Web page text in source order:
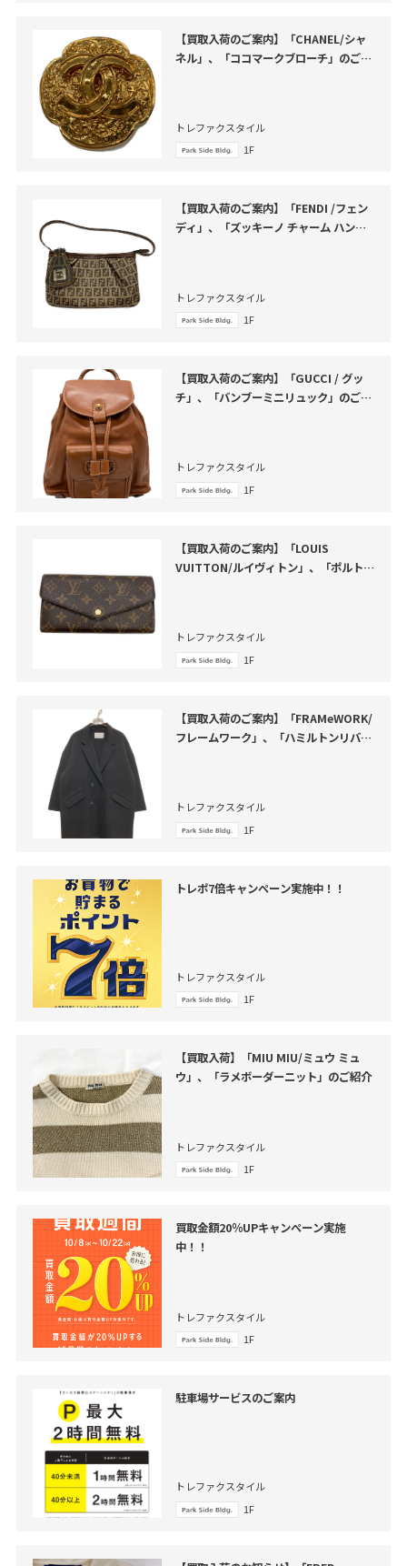
【買取入荷のご案内】「CHANEL/シャ
ネル」、「ココマークブローチ」のご紹
トレファクスタイル
1F
【買取入荷のご案内】「FENDI /フェン
ディ」、「ズッキーノ チャーム ハンド
トレファクスタイル
1F
【買取入荷のご案内】「GUCCI / グッ
チ」、「バンブーミニリュック」のご紹
トレファクスタイル
1F
【買取入荷のご案内】「LOUIS
VUITTON/ルイヴィトン」、「ポルトフ
トレファクスタイル
1F
【買取入荷のご案内】「FRAMeWORK/
フレームワーク」、「ハミルトンリバー
トレファクスタイル
1F
トレポ7倍キャンペーン実施中！！
トレファクスタイル
1F
【買取入荷】「MIU MIU/ミュウ ミュ
ウ」、「ラメボーダーニット」のご紹介
トレファクスタイル
1F
買取金額20％UPキャンペーン実施
中！！
トレファクスタイル
1F
駐車場サービスのご案内
トレファクスタイル
1F